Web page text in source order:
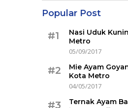
Popular Post
#1
Nasi Uduk
Metro
05/09/2017
#2
Mie Ayam
Kota Metro
04/05/2017
#3
Ternak Ayam